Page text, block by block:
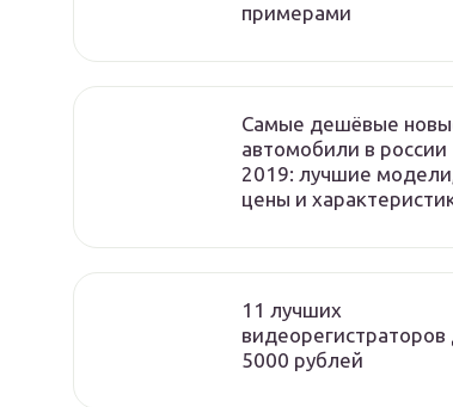
примерами
Самые дешёвые
автомобили в россии
2019: лучшие
цены и
11 лучших
видеорегистраторов
5000 рублей